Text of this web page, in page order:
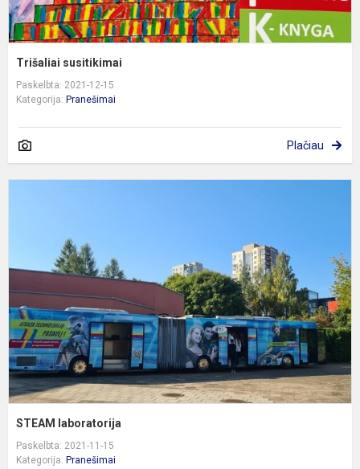
Trišaliai susitikimai
Paskelbta: 2021-12-15
Kategorija: Pranešimai
Plačiau
STEAM laboratorija
Paskelbta: 2021-11-15
Kategorija: Pranešimai